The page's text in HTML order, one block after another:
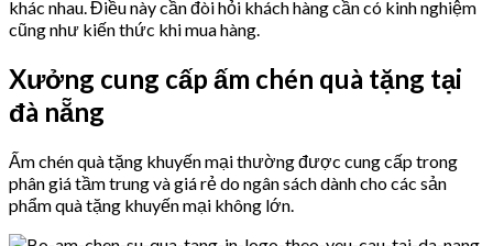
khác nhau. Điều này cần đòi hỏi khách hàng cần có kinh nghiệm
cũng như kiến thức khi mua hàng.
Xưởng cung cấp ấm chén quà tặng tại
đà nẵng
Ấm chén quà tặng khuyến mại thường được cung cấp trong
phân giá tầm trung và giá rẻ do ngân sách dành cho các sản
phẩm quà tặng khuyến mại không lớn.